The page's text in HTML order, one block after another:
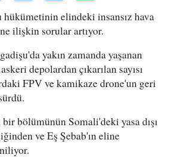
elindeki insansız hava
ilişkin sorular artıyor.
yakın zamanda yaşanan
depolardan çıkarılan sayısı
FPV ve kamikaze drone'un geri
bölümünün Somali'deki yasa dışı
ve Eş Şebab'ın eline